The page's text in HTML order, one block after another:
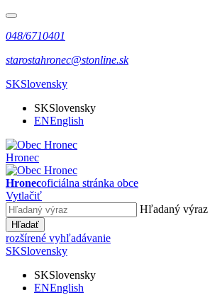
048/6710401
starostahronec@stonline.sk
SKSlovensky
SKSlovensky
ENEnglish
Hronec
Hronecoficiálna stránka obce
Vytlačiť
Hľadaný výraz
Hľadať
rozšírené vyhľadávanie
SKSlovensky
SKSlovensky
ENEnglish